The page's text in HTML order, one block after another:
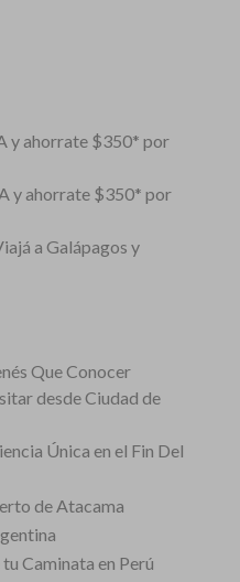
y ahorrate $350* por
y ahorrate $350* por
a Galápagos y
Que Conocer
desde Ciudad de
Única en el Fin Del
de Atacama
Caminata en Perú